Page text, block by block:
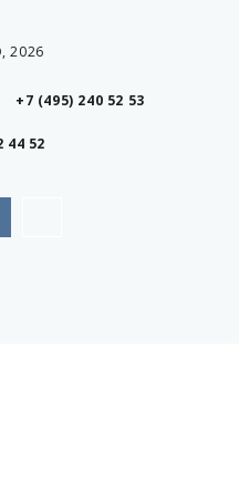
2026
+7 (495) 240 52 53
44 52